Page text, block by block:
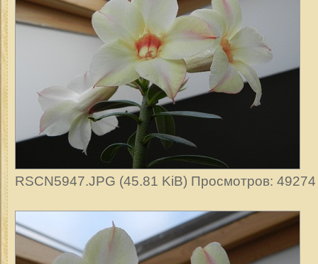
RSCN5947.JPG (45.81 KiB) Просмотров: 49274